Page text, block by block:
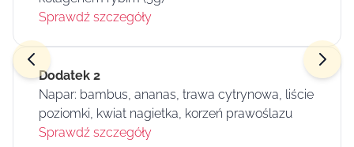
Sprawdź szczegóły
Dodatek 2
Napar: bambus, ananas, trawa cytrynowa, liście
poziomki, kwiat nagietka, korzeń prawoślazu
Sprawdź szczegóły